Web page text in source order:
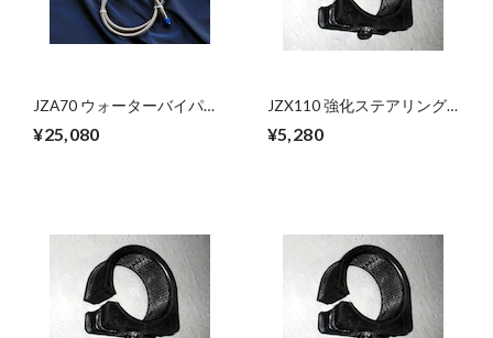
JZA70 ウォーターバイパス
¥25,080
JZX110 強化ステアリング
¥5,280